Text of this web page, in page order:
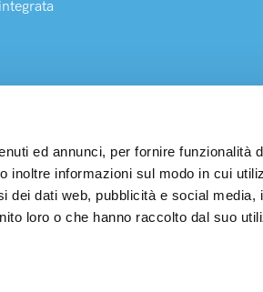
ed annunci, per fornire funzionalità
inoltre informazioni sul modo in cui
dei dati web, pubblicità e social media,
loro o che hanno raccolto dal suo
Via Buonarroti, 203 – 20900 Monza